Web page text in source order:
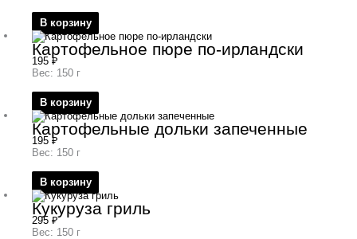
В корзину
Картофельное пюре по-ирландски
195 ₽
Вес: 150 г
В корзину
Картофельные дольки запеченные
195 ₽
Вес: 150 г
В корзину
Кукуруза гриль
295 ₽
Вес: 150 г